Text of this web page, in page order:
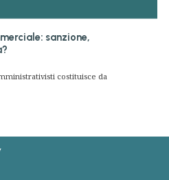
sanzione,
costituisce da